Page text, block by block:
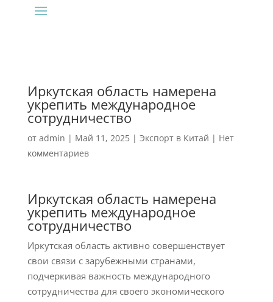
Иркутская область намерена
укрепить международное
сотрудничество
от admin | Май 11, 2025| Экспорт в Китай | Нет
комментариев
Иркутская область намерена
укрепить международное
сотрудничество
Иркутская область активно совершенствует
свои связи с зарубежными странами,
подчеркивая важность международного
сотрудничества для своего экономического